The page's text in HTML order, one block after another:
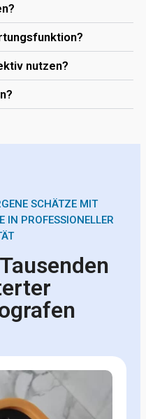
nutzen?
SCHÄTZE MIT
IN PROFESSIONELLER